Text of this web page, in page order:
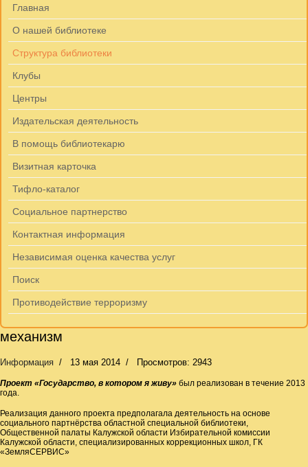
Главная
О нашей библиотеке
Структура библиотеки
Клубы
Центры
Издательская деятельность
В помощь библиотекарю
Визитная карточка
Тифло-каталог
Социальное партнерство
Контактная информация
Независимая оценка качества услуг
Поиск
Противодействие терроризму
механизм
Информация 13 мая 2014 Просмотров: 2943
Проект «Государство, в котором я живу» был реализован в течение 2013
года.
Реализация данного проекта предполагала деятельность на основе
социального партнёрства областной специальной библиотеки,
Общественной палаты Калужской области Избирательной комиссии
Калужской области, специализированных коррекционных школ, ГК
«ЗемляСЕРВИС»